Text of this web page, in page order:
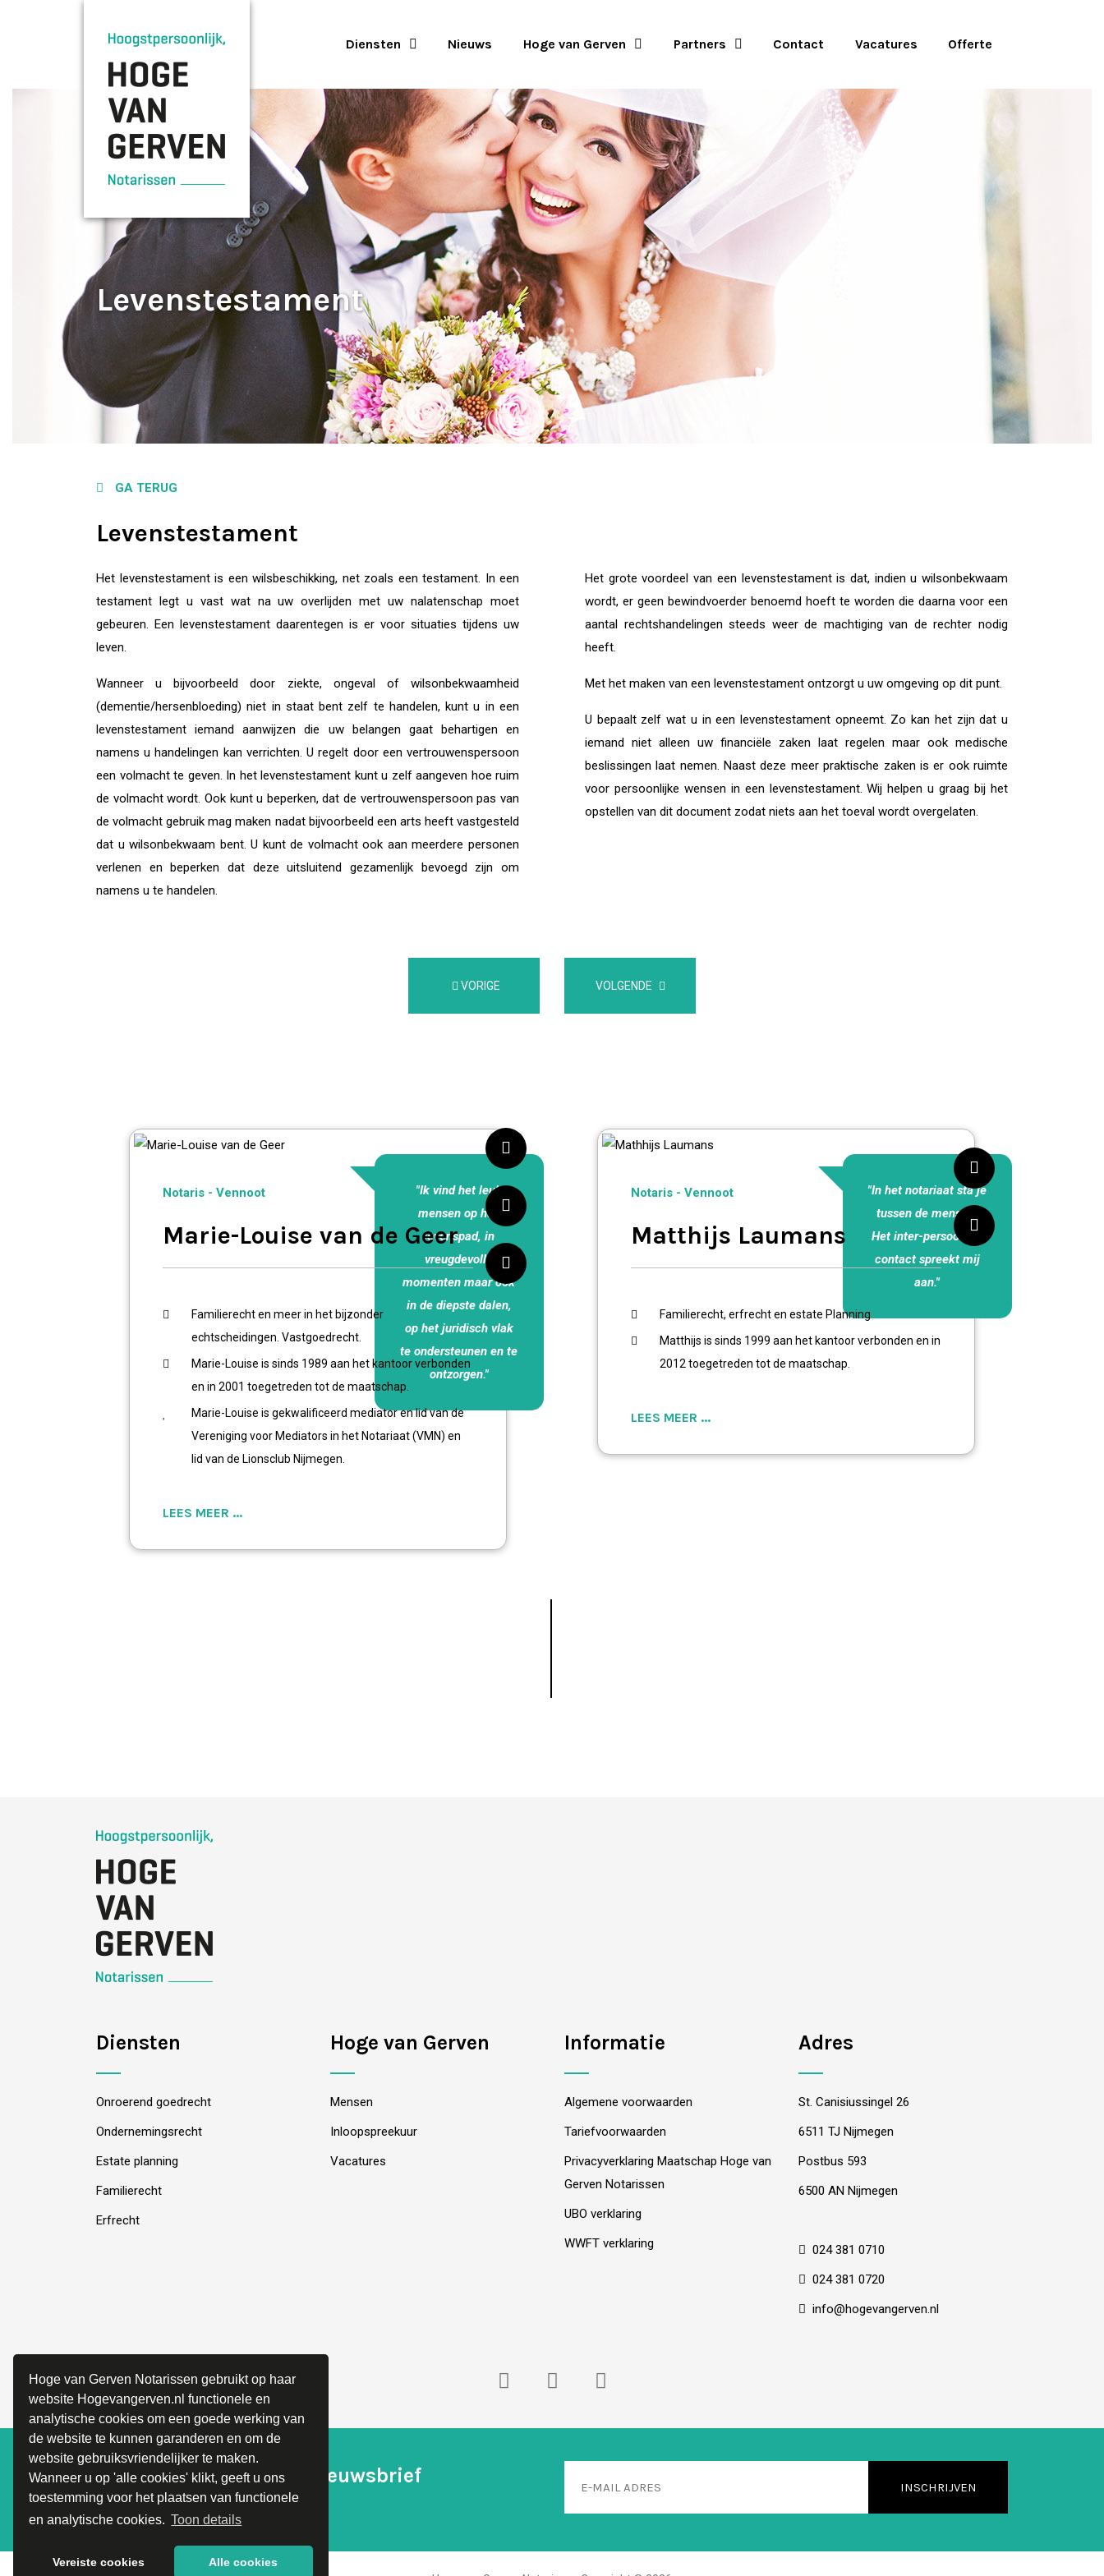
Hoge van Gerven Notarissen gebruikt op haar
website Hogevangerven.nl functionele en
analytische cookies om een goede werking van
de website te kunnen garanderen en om de
website gebruiksvriendelijker te maken.
Wanneer u op 'alle cookies' klikt, geeft u ons
toestemming voor het plaatsen van functionele
en analytische cookies. Toon details
Vereiste cookies Alle cookies
Diensten Nieuws Hoge van Gerven Partners Contact Vacatures Offerte
Levenstestament
GA TERUG
Levenstestament
Het levenstestament is een wilsbeschikking, net zoals een testament. In een
testament legt u vast wat na uw overlijden met uw nalatenschap moet
gebeuren. Een levenstestament daarentegen is er voor situaties tijdens uw
leven.
Wanneer u bijvoorbeeld door ziekte, ongeval of wilsonbekwaamheid
(dementie/hersenbloeding) niet in staat bent zelf te handelen, kunt u in een
levenstestament iemand aanwijzen die uw belangen gaat behartigen en
namens u handelingen kan verrichten. U regelt door een vertrouwenspersoon
een volmacht te geven. In het levenstestament kunt u zelf aangeven hoe ruim
de volmacht wordt. Ook kunt u beperken, dat de vertrouwenspersoon pas van
de volmacht gebruik mag maken nadat bijvoorbeeld een arts heeft vastgesteld
dat u wilsonbekwaam bent. U kunt de volmacht ook aan meerdere personen
verlenen en beperken dat deze uitsluitend gezamenlijk bevoegd zijn om
namens u te handelen.
Het grote voordeel van een levenstestament is dat, indien u wilsonbekwaam
wordt, er geen bewindvoerder benoemd hoeft te worden die daarna voor een
aantal rechtshandelingen steeds weer de machtiging van de rechter nodig
heeft.
Met het maken van een levenstestament ontzorgt u uw omgeving op dit punt.
U bepaalt zelf wat u in een levenstestament opneemt. Zo kan het zijn dat u
iemand niet alleen uw financiële zaken laat regelen maar ook medische
beslissingen laat nemen. Naast deze meer praktische zaken is er ook ruimte
voor persoonlijke wensen in een levenstestament. Wij helpen u graag bij het
opstellen van dit document zodat niets aan het toeval wordt overgelaten.
VORIGE VOLGENDE
"Ik vind het leuk
mensen op hun
levenspad, in
vreugdevolle
momenten maar ook
in de diepste dalen,
op het juridisch vlak
te ondersteunen en te
ontzorgen."
Notaris - Vennoot
Marie-Louise van de Geer
Familierecht en meer in het bijzonder
echtscheidingen. Vastgoedrecht.
Marie-Louise is sinds 1989 aan het kantoor verbonden
en in 2001 toegetreden tot de maatschap.
Marie-Louise is gekwalificeerd mediator en lid van de
Vereniging voor Mediators in het Notariaat (VMN) en
lid van de Lionsclub Nijmegen.
LEES MEER ...
"In het notariaat sta je
tussen de mensen.
Het inter-persoonlijk
contact spreekt mij
aan."
Notaris - Vennoot
Matthijs Laumans
Familierecht, erfrecht en estate Planning
Matthijs is sinds 1999 aan het kantoor verbonden en in
2012 toegetreden tot de maatschap.
LEES MEER ...
Diensten
Onroerend goedrecht
Ondernemingsrecht
Estate planning
Familierecht
Erfrecht
Hoge van Gerven
Mensen
Inloopspreekuur
Vacatures
Informatie
Algemene voorwaarden
Tariefvoorwaarden
Privacyverklaring Maatschap Hoge van
Gerven Notarissen
UBO verklaring
WWFT verklaring
Adres
St. Canisiussingel 26
6511 TJ Nijmegen
Postbus 593
6500 AN Nijmegen
024 381 0710
024 381 0720
info@hogevangerven.nl
Schrijf je in voor onze nieuwsbrief
en blijf op de hoogte!